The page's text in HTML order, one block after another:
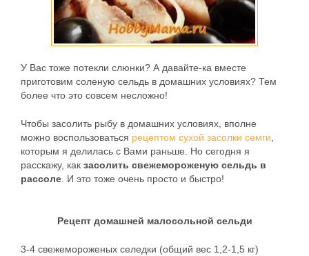
У Вас тоже потекли слюнки? А давайте-ка вместе
приготовим соленую сельдь в домашних условиях? Тем
более что это совсем несложно!
Чтобы засолить рыбу в домашних условиях, вполне
можно воспользоваться рецептом сухой засолки семги
которым я делилась с Вами раньше. Но сегодня я
расскажу, как засолить свежемороженую сельдь в
рассоле . И это тоже очень просто и быстро!
Рецепт домашней малосольной сельди
3-4 свежемороженых селедки (общий вес 1,2-1,5 кг)